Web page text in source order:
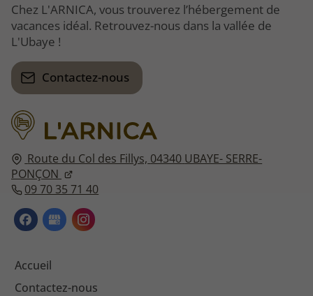
Route du Col des Fillys, 04340 UBAYE- SERRE-
PONÇON
09 70 35 71 40
Accueil
Contactez-nous
Chez L'ARNICA, vous trouverez l’hébergement de
vacances idéal. Retrouvez-nous dans la vallée de
L'Ubaye !
Contactez-nous